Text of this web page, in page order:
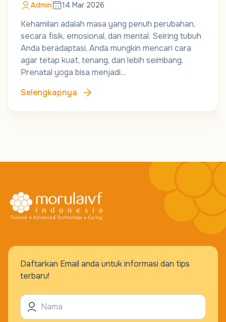
Admin 14 Mar 2026
Kehamilan adalah masa yang penuh perubahan,
secara fisik, emosional, dan mental. Seiring tubuh
Anda beradaptasi, Anda mungkin mencari cara
agar tetap kuat, tenang, dan lebih seimbang.
Prenatal yoga bisa menjadi…
Selengkapnya
Daftarkan Email anda untuk informasi dan tips
terbaru!